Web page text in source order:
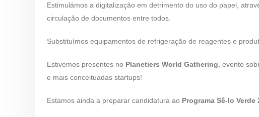
Estimulámos a digitalização em detrimento do uso do papel,
circulação de documentos entre todos.
Substituímos equipamentos de refrigeração de reagentes e
Estivemos presentes no Planetiers World Gathering , evento
e mais conceituadas startups!
Estamos ainda a preparar candidatura ao Programa Sê-lo Verde